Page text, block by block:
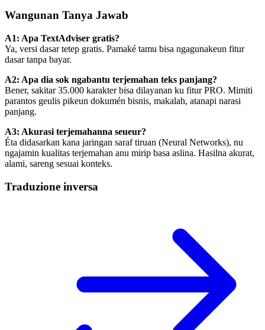
Wangunan Tanya Jawab
A1: Apa TextAdviser gratis?
Ya, versi dasar tetep gratis. Pamaké tamu bisa ngagunakeun fitur
dasar tanpa bayar.
A2: Apa dia sok ngabantu terjemahan teks panjang?
Bener, sakitar 35.000 karakter bisa dilayanan ku fitur PRO. Mimiti
parantos geulis pikeun dokumén bisnis, makalah, atanapi narasi
panjang.
A3: Akurasi terjemahanna seueur?
Éta didasarkan kana jaringan saraf tiruan (Neural Networks), nu
ngajamin kualitas terjemahan anu mirip basa aslina. Hasilna akurat,
alami, sareng sesuai konteks.
Traduzione inversa